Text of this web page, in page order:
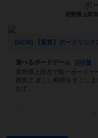
ボ
長野県上田
遊べるボードゲーム
308個
長野県上田市で唯一ボード
囲気で 楽しい時間をすごし
おす...